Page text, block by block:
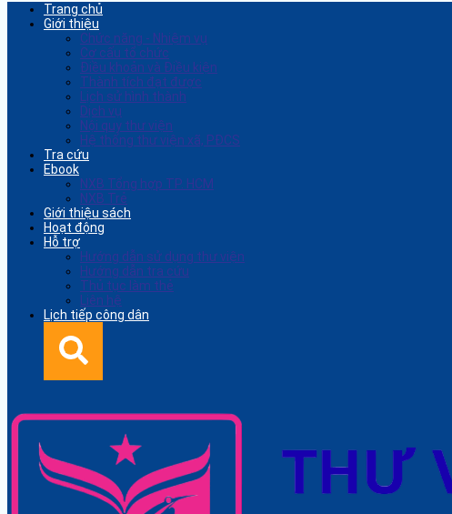
Trang chủ
Giới thiệu
Chức năng - Nhiệm vụ
Cơ cấu tổ chức
Điều khoản và Điều kiện
Thành tích đạt được
Lịch sử hình thành
Dịch vụ
Nội quy thư viện
Hệ thống thư viện xã, PĐCS
Tra cứu
Ebook
NXB Tổng hợp TP. HCM
NXB Trẻ
Giới thiệu sách
Hoạt động
Hỗ trợ
Hướng dẫn sử dụng thư viện
Hướng dẫn tra cứu
Thủ tục làm thẻ
Liên hệ
Lịch tiếp công dân